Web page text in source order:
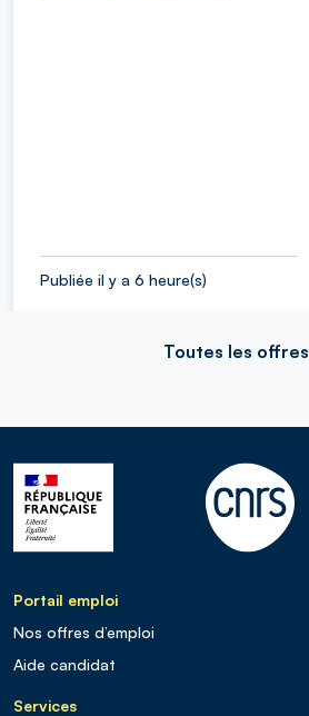
Publiée il y a 6 heure(s)
Toutes les offres
Portail emploi
Nos offres d’emploi
Aide candidat
Services